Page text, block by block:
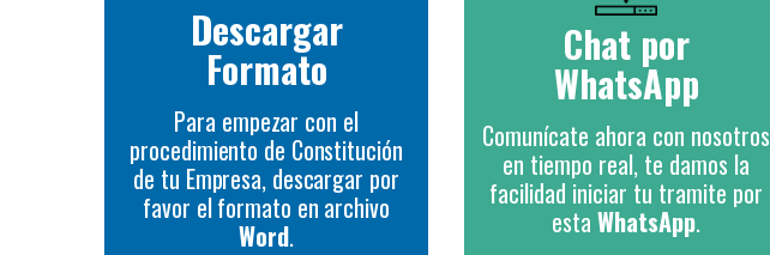
Descargar
Formato
Para empezar con el
procedimiento de Constitución
de tu Empresa, descargar por
favor el formato en archivo
Word.
Chat por
WhatsApp
Comunícate ahora con nosotros
en tiempo real, te damos la
facilidad iniciar tu tramite por
esta WhatsApp.